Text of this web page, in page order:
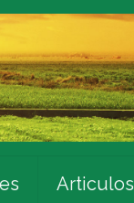
Articulos